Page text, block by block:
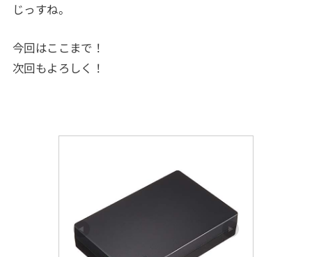
じっすね。
今回はここまで！
次回もよろしく！